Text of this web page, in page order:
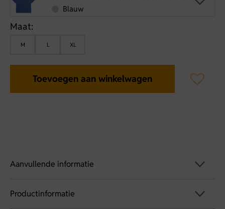
Blauw
Maat:
M L XL
Toevoegen aan winkelwagen
Aanvullende informatie
Artikelnummer
Productinformatie